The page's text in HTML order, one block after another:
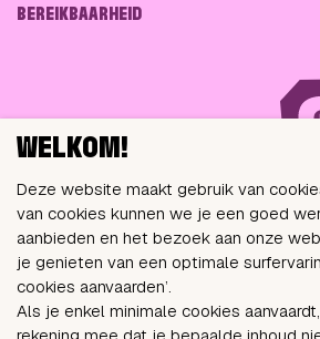
BEREIKBAARHEID
VOLG ONS VIA
WELKOM!
Deze website maakt gebruik van
van cookies kunnen we je een goed
aanbieden en het bezoek aan onze
je genieten van een optimale
cookies aanvaarden’.
Als je enkel minimale cookies